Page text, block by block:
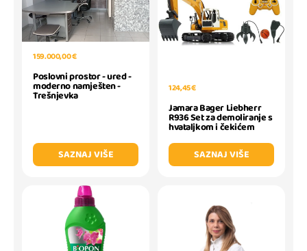
159.000,00 €
Poslovni prostor - ured -
moderno namješten -
Trešnjevka
SAZNAJ VIŠE
124,45 €
Jamara Bager Liebherr
R936 Set za demoliranje s
hvataljkom i čekićem
SAZNAJ VIŠE